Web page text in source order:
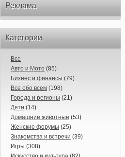
Реклама
Категории
Все
Авто и Мото (85)
Бизнес и финансы (79)
Все обо всем (198)
Города и регионы (21)
Дети (14)
Домашние животные (53)
Женские форумы (25)
Знакомства и встречи (39)
Игры (308)